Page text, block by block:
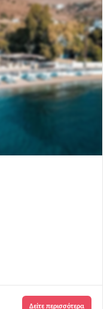
Δείτε περισσότερα